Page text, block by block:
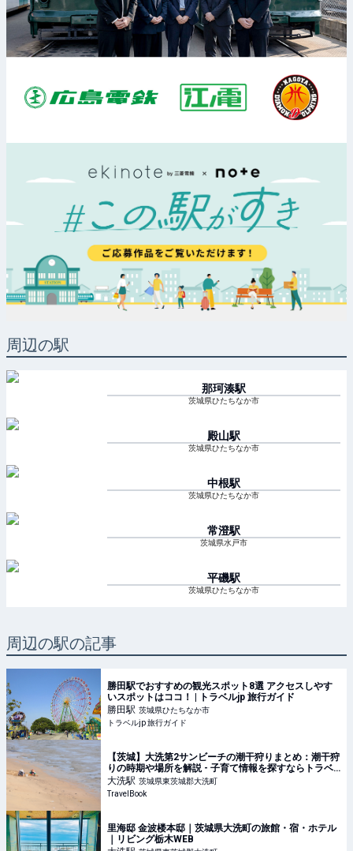
周辺の駅
那珂湊駅
茨城県ひたちなか市
殿山駅
茨城県ひたちなか市
中根駅
茨城県ひたちなか市
常澄駅
茨城県水戸市
平磯駅
茨城県ひたちなか市
周辺の駅の記事
勝田駅でおすすめの観光スポット8選 アクセスしやす
いスポットはココ！ | トラベルjp 旅行ガイド
勝田駅 茨城県ひたちなか市
トラベルjp 旅行ガイド
【茨城】大洗第2サンビーチの潮干狩りまとめ：潮干狩
りの時期や場所を解説 - 子育て情報を探すならトラベ
ルブックファミリー
大洗駅 茨城県東茨城郡大洗町
TravelBook
里海邸 金波楼本邸｜茨城県大洗町の旅館・宿・ホテル
｜リビング栃木WEB